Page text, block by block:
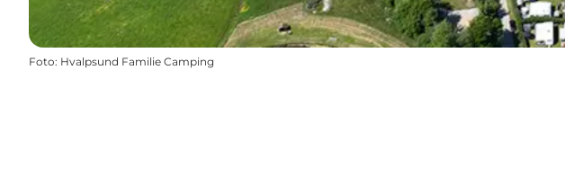
Foto: Hvalpsund Familie Camping